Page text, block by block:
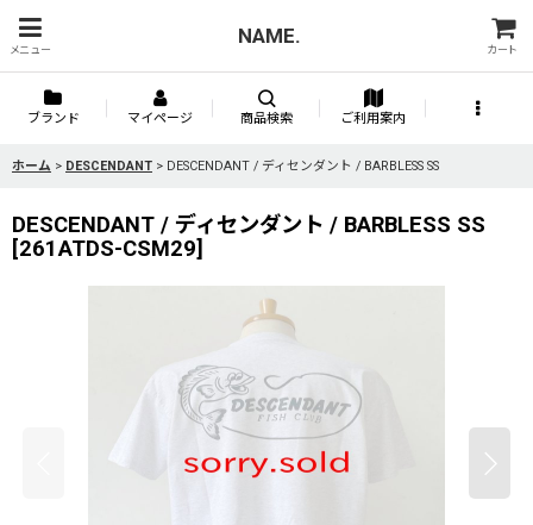
メニュー
NAME.
カート
ブランド マイページ 商品検索 ご利用案内
ホーム > DESCENDANT > DESCENDANT / ディセンダント / BARBLESS SS
DESCENDANT / ディセンダント / BARBLESS SS
[261ATDS-CSM29]